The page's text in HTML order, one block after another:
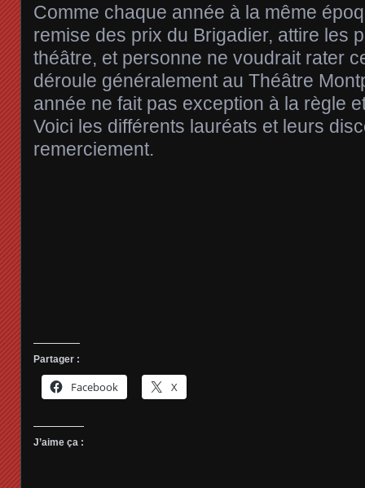
Comme chaque année à la même
remise des prix du Brigadier, attire les
théâtre, et personne ne voudrait rater
déroule généralement au Théâtre
année ne fait pas exception à la règle
Voici les différents lauréats et leurs
remerciement.
Partager :
Facebook X
J’aime ça :